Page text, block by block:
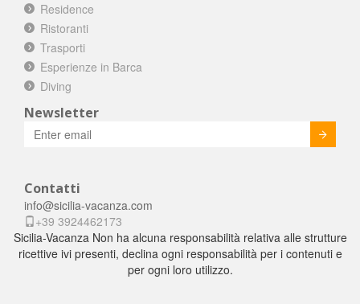
Residence
Ristoranti
Trasporti
Esperienze in Barca
Diving
Newsletter
Contatti
info@sicilia-vacanza.com
+39 3924462173
Sicilia-Vacanza Non ha alcuna responsabilità relativa alle strutture
ricettive ivi presenti, declina ogni responsabilità per i contenuti e
per ogni loro utilizzo.